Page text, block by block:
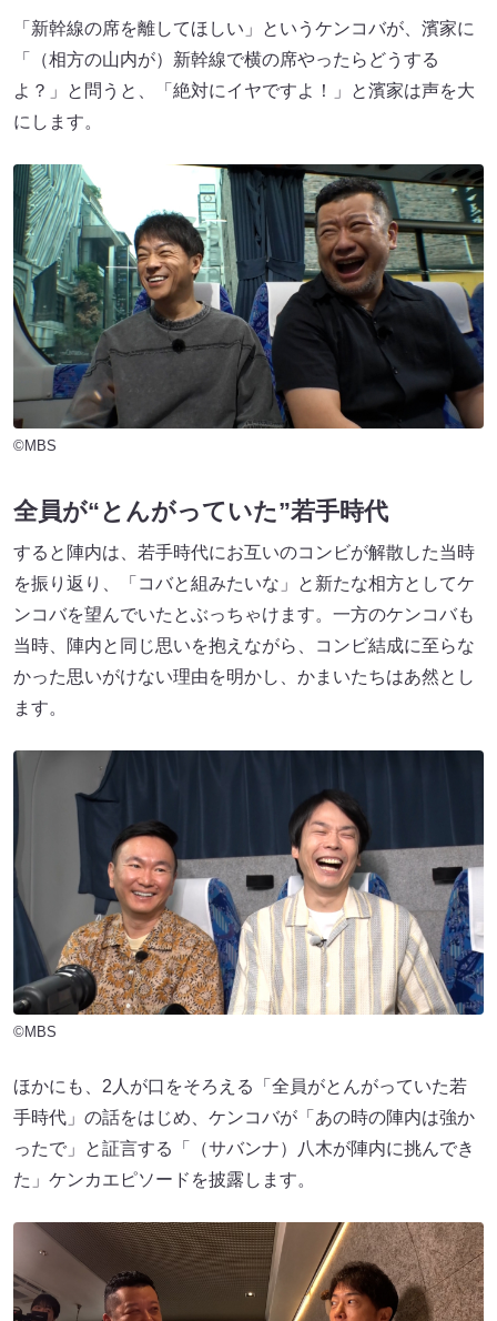
「新幹線の席を離してほしい」というケンコバが、濱家に
「（相方の山内が）新幹線で横の席やったらどうする
よ？」と問うと、「絶対にイヤですよ！」と濱家は声を大
にします。
©MBS
全員が“とんがっていた”若手時代
すると陣内は、若手時代にお互いのコンビが解散した当時
を振り返り、「コバと組みたいな」と新たな相方としてケ
ンコバを望んでいたとぶっちゃけます。一方のケンコバも
当時、陣内と同じ思いを抱えながら、コンビ結成に至らな
かった思いがけない理由を明かし、かまいたちはあ然とし
ます。
©MBS
ほかにも、2人が口をそろえる「全員がとんがっていた若
手時代」の話をはじめ、ケンコバが「あの時の陣内は強か
ったで」と証言する「（サバンナ）八木が陣内に挑んでき
た」ケンカエピソードを披露します。